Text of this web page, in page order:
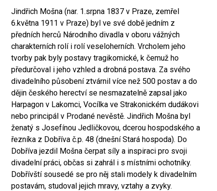
Jindřich Mošna (nar. 1.srpna 1837 v Praze, zemřel
6.května 1911 v Praze) byl ve své době jedním z
předních herců Národního divadla v oboru vážných
charakterních rolí i rolí veseloherních. Vrcholem jeho
tvorby pak byly postavy tragikomické, k čemuž ho
předurčoval i jeho vzhled a drobná postava. Za svého
divadelního působení ztvárnil více než 500 postav a do
dějin českého herectví se nesmazatelně zapsal jako
Harpagon v Lakomci, Vocílka ve Strakonickém dudákovi
nebo principál v Prodané nevěstě. Jindřich Mošna byl
ženatý s Josefínou Jedličkovou, dcerou hospodského a
řezníka z Dobříva č.p. 48 (dnešní Stará hospoda). Do
Dobříva jezdil Mošna čerpat síly a inspiraci pro svoji
divadelní práci, občas si zahrál i s místními ochotníky.
Dobřívští sousedé se pro něj stali modely k divadelním
postavám, studoval jejich mravy, vztahy a zvyky.